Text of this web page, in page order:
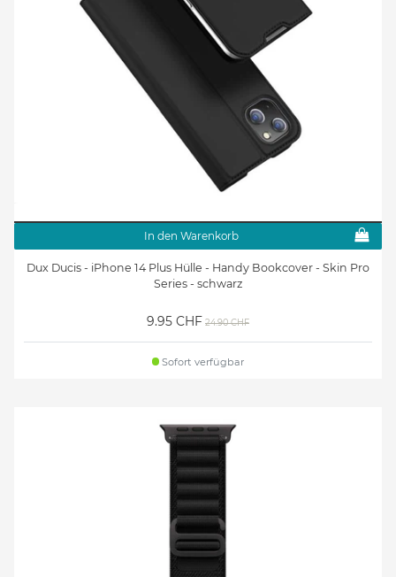
In den Warenkorb
Dux Ducis - iPhone 14 Plus Hülle - Handy Bookcover - Skin Pro
Series - schwarz
9.95 CHF 24.90 CHF
Sofort verfügbar